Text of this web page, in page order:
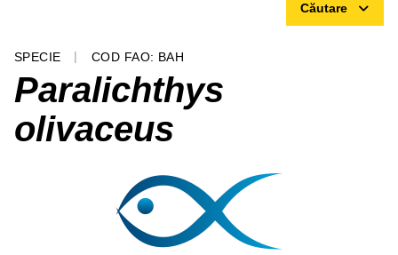
Căutare
SPECIE COD FAO: BAH
Paralichthys
olivaceus